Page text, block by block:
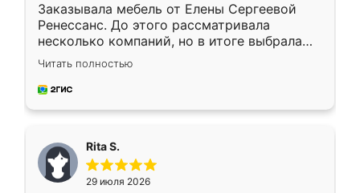
Заказывала мебель от Елены Сергеевой
Ренессанс. До этого рассматривала
несколько компаний, но в итоге выбрала
эту. Сначала обговорили условия, потом
приехал замерщик, всё спокойно объяснил
и снял размеры. Изготовили в срок, с
каких-либо доработок. Качеством осталась
довольна, все выглядит так, как и ожидала.
Читать полностью
Rita S.
29 июля 2026